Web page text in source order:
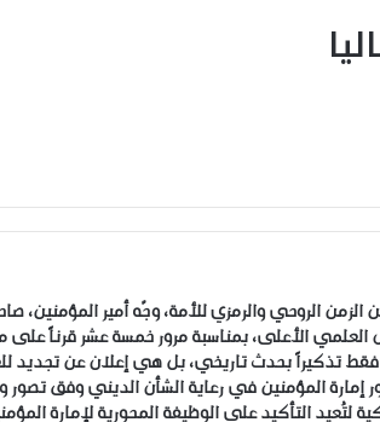
الروحي والرمزي للأمة، وجّه أمير المؤمنين،
الأعلى، بمناسبة مرور خمسة عشر قرناً على
تذكيراً بحدث تاريخي، بل هي إعلان عن تجديد
إمارة المؤمنين في رعاية الشأن الديني وفق
لتُعيد التأكيد على الوظيفة المحورية لإمارة